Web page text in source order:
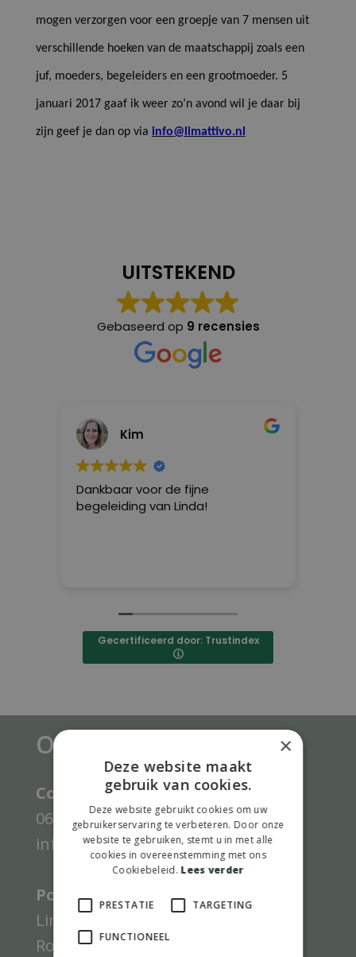
mogen verzorgen voor een groepje van 7 mensen uit
verschillende hoeken van de maatschappij zoals een
juf, moeders, begeleiders en een grootmoeder. 5
januari 2017 gaaf ik weer zo’n avond wil je daar bij
zijn geef je dan op via info@limattivo.nl
UITSTEKEND
Gebaseerd op 9 recensies
Kim
Dankbaar voor de fijne
begeleiding van Linda!
Gecertificeerd door: Trustindex
Onze gegevens
Contact gegevens Limattivo:
0623872870
info@limattivo.nl
Post adres Limattivo:
Limattivo
Roosendaalsebaan 26
×
Deze website maakt
gebruik van cookies.
Deze website gebruikt cookies om uw
gebruikerservaring te verbeteren. Door onze
website te gebruiken, stemt u in met alle
cookies in overeenstemming met ons
Cookiebeleid. Lees verder
PRESTATIE TARGETING
FUNCTIONEEL